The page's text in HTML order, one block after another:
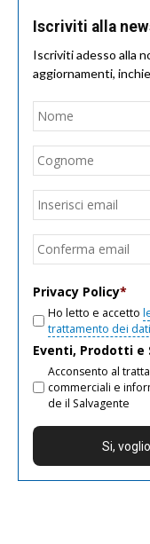
Iscriviti alla
Iscriviti adesso alla
aggiornamenti,
Nome
Email
Privacy Policy*
Ho letto e accetto
trattamento dei
Eventi, Prodotti e
Acconsento al
commerciali e
de il Salvagente